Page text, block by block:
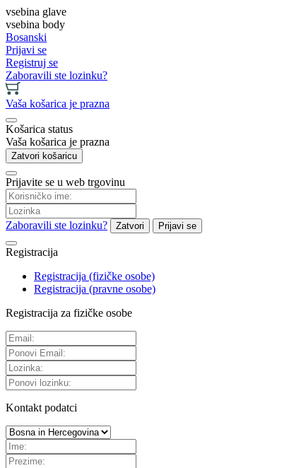
vsebina glave
vsebina body
Bosanski
Prijavi se
Registruj se
Zaboravili ste lozinku?
Vaša košarica je prazna
Košarica status
Vaša košarica je prazna
Zatvori košaricu
Prijavite se u web trgovinu
Zaboravili ste lozinku? Zatvori Prijavi se
Registracija
Registracija (fizičke osobe)
Registracija (pravne osobe)
Registracija za fizičke osobe
Kontakt podatci